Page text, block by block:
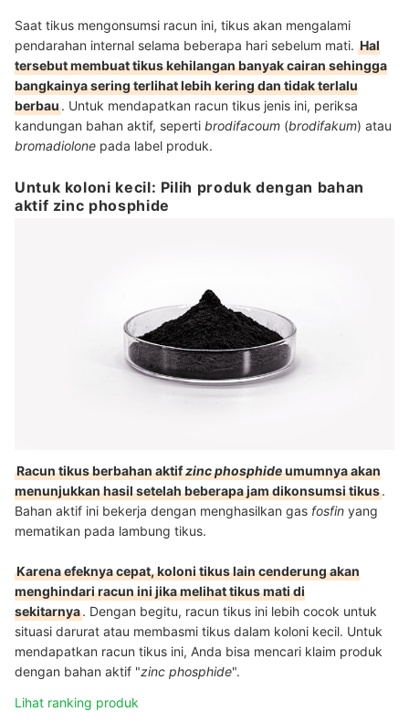
Saat tikus mengonsumsi racun ini, tikus akan mengalami
pendarahan internal selama beberapa hari sebelum mati. Hal
tersebut membuat tikus kehilangan banyak cairan sehingga
bangkainya sering terlihat lebih kering dan tidak terlalu
berbau. Untuk mendapatkan racun tikus jenis ini, periksa
kandungan bahan aktif, seperti brodifacoum (brodifakum) atau
bromadiolone pada label produk.
Untuk koloni kecil: Pilih produk dengan bahan
aktif zinc phosphide
Racun tikus berbahan aktifzinc phosphideumumnya akan
menunjukkan hasil setelah beberapa jam dikonsumsi tikus.
Bahan aktif ini bekerja dengan menghasilkan gas fosfin yang
mematikan pada lambung tikus.
Karena efeknya cepat, koloni tikus lain cenderung akan
menghindari racun ini jika melihat tikus mati di
sekitarnya. Dengan begitu, racun tikus ini lebih cocok untuk
situasi darurat atau membasmi tikus dalam koloni kecil. Untuk
mendapatkan racun tikus ini, Anda bisa mencari klaim produk
dengan bahan aktif "zinc phosphide".
Lihat ranking produk